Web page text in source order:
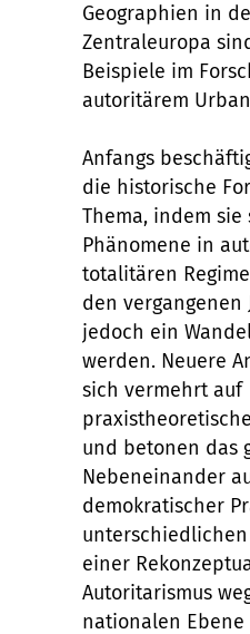
Geographien in
Zentraleuropa
Beispiele im
autoritärem
Anfangs
die historische
Thema, indem sie
Phänomene in
totalitären
den vergangenen
jedoch ein
werden. Neuere
sich vermehrt auf
und betonen das
Nebeneinander
demokratischer
einer
Autoritarismus
nationalen